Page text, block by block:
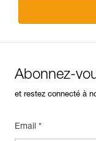
Abonnez-
et restez connecté à
Email *